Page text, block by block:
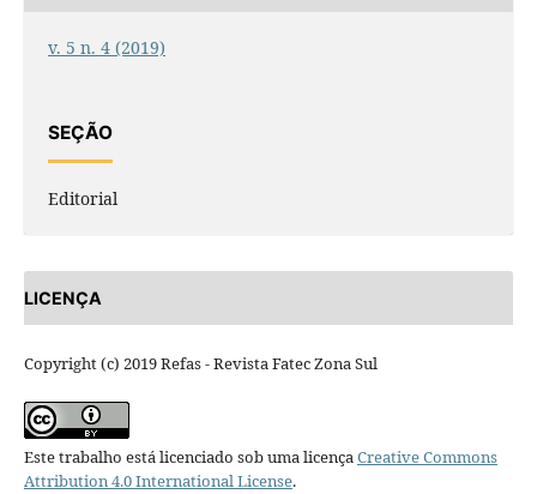
v. 5 n. 4 (2019)
SEÇÃO
Editorial
LICENÇA
Copyright (c) 2019 Refas - Revista Fatec Zona Sul
Este trabalho está licenciado sob uma licençaCreative Commons
Attribution 4.0 International License.